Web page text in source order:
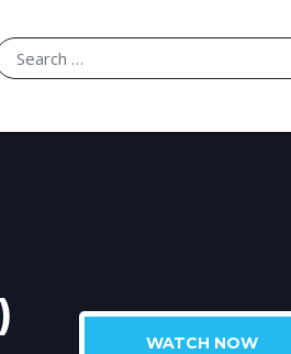
WATCH NOW